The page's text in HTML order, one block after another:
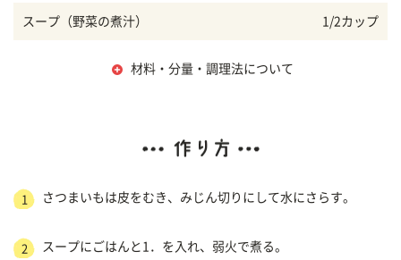
スープ（野菜の煮汁） 1/2カップ
材料・分量・調理法について
1 さつまいもは皮をむき、みじん切りにして水にさらす。
2 スープにごはんと1．を入れ、弱火で煮る。